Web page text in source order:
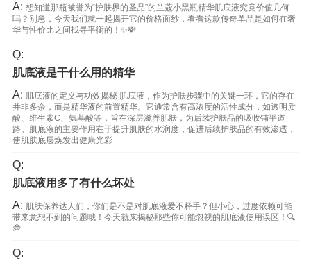
A: 想知道那瓶被誉为“护肤界的圣品”的兰蔻小黑瓶精华肌底液究竟价值几何
吗？别急，今天我们就一起揭开它的价格面纱，看看这款传奇单品是如何在奢
华与性价比之间找寻平衡的！✨💸
Q:
肌底液是干什么用的精华
A: 肌底液的定义与功效揭秘 肌底液，作为护肤步骤中的关键一环，它的存在
并非多余，而是精华液的前置精华。它通常含有高浓度的活性成分，如透明质
酸、维生素C、氨基酸等，旨在深层滋养肌肤，为后续护肤品的吸收铺平道
路。肌底液的主要作用在于提升肌肤的水润度，促进后续护肤品的有效渗透，
使肌肤底层焕发出健康光彩
Q:
肌底液用多了有什么坏处
A: 肌肤保养达人们，你们是不是对肌底液爱不释手？但小心，过度依赖可能
带来意想不到的问题哦！今天就来揭秘那些你可能忽视的肌底液使用误区！🔍
💭
Q: